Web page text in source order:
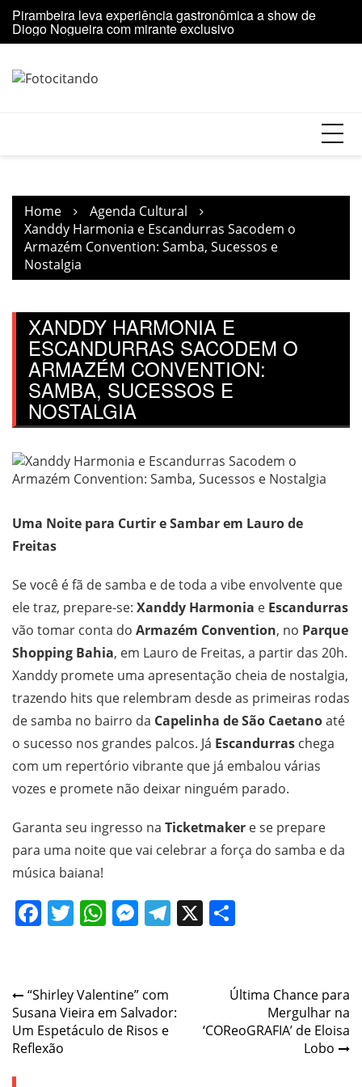
Skip
content
Pirambeira leva experiência gastronômica a show de
Diogo Nogueira com mirante exclusivo
Home
Agenda Cultural
Xanddy Harmonia e Escandurras Sacodem o
Armazém Convention: Samba, Sucessos e
Nostalgia
XANDDY HARMONIA E
ESCANDURRAS SACODEM O
ARMAZÉM CONVENTION:
SAMBA, SUCESSOS E
NOSTALGIA
Uma Noite para Curtir e Sambar em Lauro de
Freitas
Se você é fã de samba e de toda a vibe envolvente que
ele traz, prepare-se: Xanddy Harmonia e Escandurras
vão tomar conta do Armazém Convention, no Parque
Shopping Bahia, em Lauro de Freitas, a partir das 20h.
Xanddy promete uma apresentação cheia de nostalgia,
trazendo hits que relembram desde as primeiras rodas
de samba no bairro da Capelinha de São Caetanoaté
o sucesso nos grandes palcos. Já Escandurras chega
com um repertório vibrante que já embalou várias
vozes e promete não deixar ninguém parado.
Garanta seu ingresso na Ticketmaker e se prepare
para uma noite que vai celebrar a força do samba e da
música baiana!
Facebook
Twitter
WhatsApp
Messenger
Telegram
X
Post
navigation
“Shirley Valentine” com
Susana Vieira em Salvador:
Um Espetáculo de Risos e
Reflexão
Última Chance para
Mergulhar na
‘COReoGRAFIA’ de Eloisa
Lobo